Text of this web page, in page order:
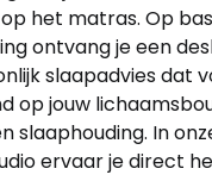
het matras. Op
ontvang je een
slaapadvies dat
op jouw
slaaphouding. In
ervaar je direct